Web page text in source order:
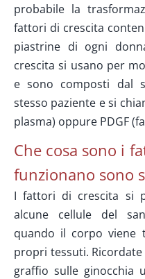
probabile la
fattori di crescita
piastrine di ogni
crescita si usano per
e sono composti dal
stesso paziente e si
plasma) oppure PDGF
Che cosa sono i
funzionano sono
I fattori di crescita si
alcune cellule del
quando il corpo viene
propri tessuti.
graffio sulle ginocchia